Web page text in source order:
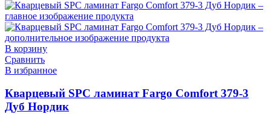
В корзину
Сравнить
В избранное
Кварцевый SPC ламинат Fargo Comfort 379-3
Дуб Нордик